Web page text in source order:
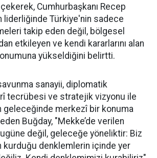
Cumhurbaşkanı Recep
liderliğinde Türkiye'nin sadece
takip eden değil, bölgesel
etkileyen ve kendi kararlarını alan
yükseldiğini belirtti.
sanayii, diplomatik
tecrübesi ve stratejik vizyonu ile
geleceğinde merkezî bir konuma
eden Buğday, "Mekke’de verilen
değil, geleceğe yöneliktir: Biz
kurduğu denklemlerin içinde yer